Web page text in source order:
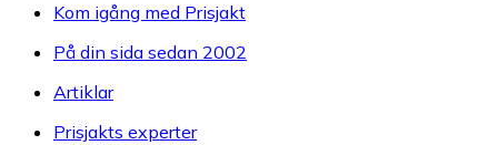
Kom igång med Prisjakt
På din sida sedan 2002
Artiklar
Prisjakts experter